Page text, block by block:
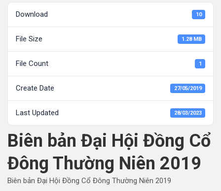
Download 10
File Size 1.28 MB
File Count 1
Create Date 27/05/2019
Last Updated 28/03/2023
Biên bản Đại Hội Đồng Cổ
Đông Thường Niên 2019
Biên bản Đại Hội Đồng Cổ Đông Thường Niên 2019